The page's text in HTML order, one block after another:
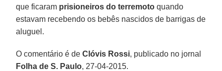
que ficaram prisioneiros do terremoto quando
estavam recebendo os bebês nascidos de barrigas de
aluguel.
O comentário é deClóvis Rossi, publicado no jornal
Folha de S. Paulo, 27-04-2015.